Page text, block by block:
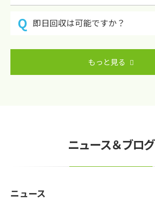
即日回収は可能ですか？
もっと見る
ニュース＆ブログ
ニュース